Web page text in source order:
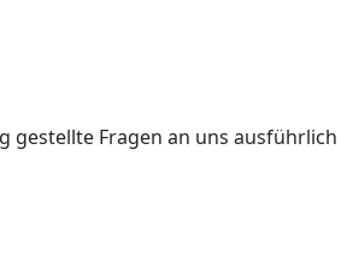
gestellte Fragen an uns ausführlich